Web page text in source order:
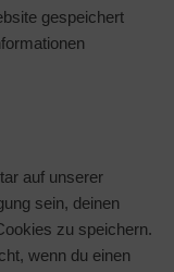
gespeichert
auf unserer
sein, deinen
zu speichern.
wenn du einen